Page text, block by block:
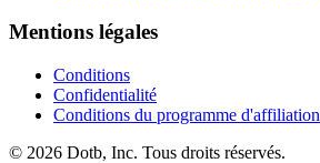
Mentions légales
Conditions
Confidentialité
Conditions du programme d'affiliation
© 2026 Dotb, Inc. Tous droits réservés.